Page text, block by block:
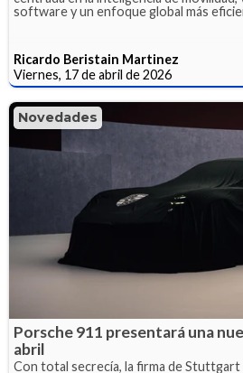
software y un enfoque global más
Ricardo Beristain Martinez
Viernes, 17 de abril de 2026
Novedades
Porsche 911 presentará una
abril
Con total secrecía, la firma de